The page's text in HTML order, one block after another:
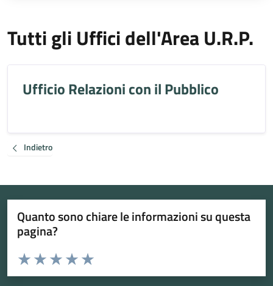
Tutti gli Uffici dell'Area U.R.P.
Ufficio Relazioni con il Pubblico
Indietro
Quanto sono chiare le informazioni su questa
pagina?
Valuta da 1 a 5 stelle la pagina
Valuta 5 stelle su 5
Valuta 4 stelle su 5
Valuta 3 stelle su 5
Valuta 2 stelle su 5
Valuta 1 stelle su 5